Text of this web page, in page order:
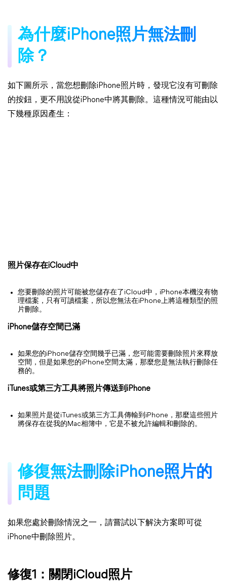
為什麼iPhone照片無法刪
除？
如下圖所示，當您想刪除iPhone照片時，發現它沒有可刪除
的按鈕，更不用說從iPhone中將其刪除。這種情況可能由以
下幾種原因產生：
照片保存在iCloud中
您要刪除的照片可能被您儲存在了iCloud中，iPhone本機沒有物
理檔案，只有可讀檔案，所以您無法在iPhone上將這種類型的照
片刪除。
iPhone儲存空間已滿
如果您的iPhone儲存空間幾乎已滿，您可能需要刪除照片來釋放
空間，但是如果您的iPhone空間太滿，那麼您是無法執行刪除任
務的。
iTunes或第三方工具將照片傳送到iPhone
如果照片是從iTunes或第三方工具傳輸到iPhone，那麼這些照片
將保存在從我的Mac相簿中，它是不被允許編輯和刪除的。
修復無法刪除iPhone照片的
問題
如果您處於刪除情況之一，請嘗試以下解決方案即可從
iPhone中刪除照片。
修復1：關閉iCloud照片